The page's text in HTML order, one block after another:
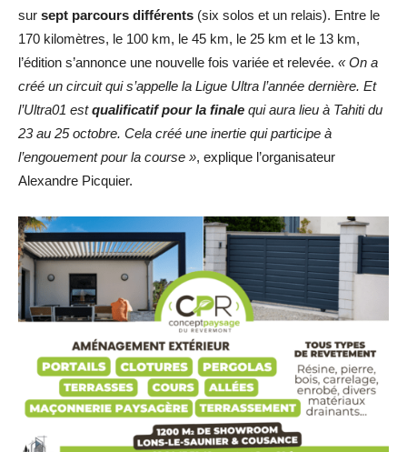
sur sept parcours différents (six solos et un relais). Entre le
170 kilomètres, le 100 km, le 45 km, le 25 km et le 13 km,
l’édition s’annonce une nouvelle fois variée et relevée. « On a
créé un circuit qui s’appelle la Ligue Ultra l’année dernière. Et
l’Ultra01 estqualificatif pour la finale qui aura lieu à Tahiti du
23 au 25 octobre. Cela créé une inertie qui participe à
l’engouement pour la course », explique l’organisateur
Alexandre Picquier.